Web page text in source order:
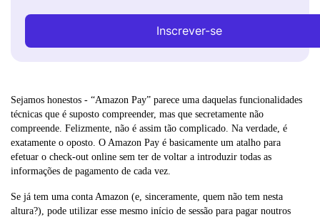
Inscrever-se
Sejamos honestos - “Amazon Pay” parece uma daquelas funcionalidades
técnicas que é suposto compreender, mas que secretamente não
compreende. Felizmente, não é assim tão complicado. Na verdade, é
exatamente o oposto. O Amazon Pay é basicamente um atalho para
efetuar o check-out online sem ter de voltar a introduzir todas as
informações de pagamento de cada vez.
Se já tem uma conta Amazon (e, sinceramente, quem não tem nesta
altura?), pode utilizar esse mesmo início de sessão para pagar noutros